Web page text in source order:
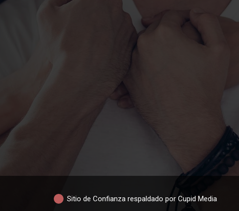
Sitio de Confianza respaldado por Cupid Media